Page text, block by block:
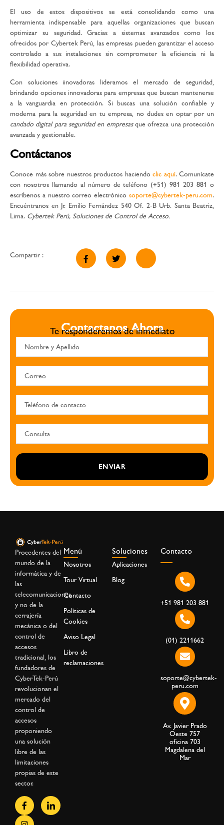
El uso de estos dispositivos se está consolidando como una
herramienta indispensable para aquellas organizaciones que buscan
optimizar su seguridad. Gracias a sistemas avanzados como los
ofrecidos por Cybertek Perú, las empresas pueden garantizar el acceso
controlado a sus instalaciones sin comprometer la eficiencia ni la
flexibilidad operativa.
Con soluciones iinovadoras lideramos el mercado de seguridad,
brindando opciones innovadoras para empresas que buscan mantenerse
a la vanguardia en protección. Si buscas una solución confiable y
moderna para la seguridad en tu empresa, no dudes en optar por un
candado digital para seguridad en empresasque ofrezca una protección
avanzada y gestionable.
Contáctanos
Conoce más sobre nuestros productos haciendo clic aquí. Comunícate
con nosotros llamando al número de teléfono (+51) 981 203 881 o
escríbenos a nuestro correo electrónico soporte@cybertek-peru.com.
Encuéntranos en Jr. Emilio Fernández 540 Of. 2-B Urb. Santa Beatriz,
Lima. Cybertek Perú, Soluciones de Control de Acceso.
Compartir :
Contactanos Ahora
Te responderemos de inmediato
ENVIAR
Procedentes del
mundo de la
informática y de
las
telecomunicaciones,
y no de la
cerrajería
mecánica o del
control de
accesos
tradicional, los
fundadores de
CyberTek-Perú
revolucionan el
mercado del
control de
accesos
proponiendo
una solución
libre de las
limitaciones
propias de este
sector.
Menú
Nosotros
Tour Virtual
Contacto
Políticas de
Cookies
Aviso Legal
Libro de
reclamaciones
Soluciones
Aplicaciones
Blog
Contacto
+51 981 203 881
(01) 2211662
soporte@cybertek-
peru.com
Av. Javier Prado
Oeste 757
oficina 703
Magdalena del
Mar